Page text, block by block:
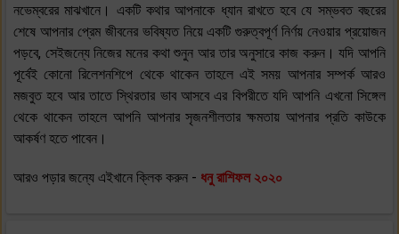
নভেম্বরের মাঝখানে। একটি কথার আপনাকে ধ্যান রাখতে হবে যে সম্ভবত বছরের
শেষে আপনার প্রেম জীবনের ভবিষ্যত নিয়ে একটি গুরুত্বপূর্ণ নির্ণয় নেওয়ার প্রয়োজন
পড়বে, সেইজন্যে নিজের মনের কথা শুনুন আর তার অনুসারে কাজ করুন। যদি আপনি
পূর্বেই কোনো রিলেশনশিপে থেকে থাকেন তাহলে এই সময় আপনার সম্পর্ক আরও
মজবুত হবে আর তাতে স্থিরতার ভাব আসবে এর বিপরীতে যদি আপনি এখনো সিঙ্গেল
থেকে থাকেন তাহলে আপনি আপনার সৃজনশীলতার ক্ষমতায় আপনার প্রতি কাউকে
আকর্ষণ হতে পাবেন।
আরও পড়ার জন্যে এইখানে ক্লিক করুন - ধনু রাশিফল ২০২০